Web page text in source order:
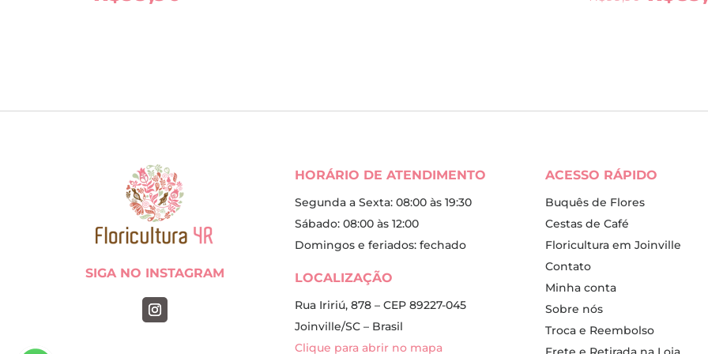
SIGA NO INSTAGRAM
HORÁRIO DE ATENDIMENTO
Segunda a Sexta: 08:00 às 19:30
Sábado: 08:00 às 12:00
Domingos e feriados: fechado
LOCALIZAÇÃO
Rua Iririú, 878 – CEP 89227-045
Joinville/SC – Brasil
Clique para abrir no mapa
ACESSO RÁPIDO
Buquês de Flores
Cestas de Café
Floricultura em Joinville
Contato
Minha conta
Sobre nós
Troca e Reembolso